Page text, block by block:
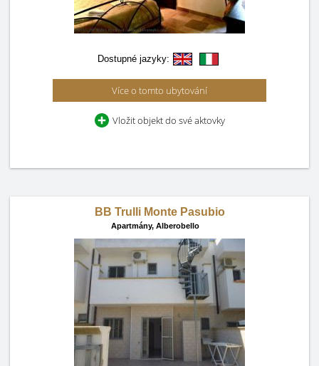
Dostupné jazyky:
Více o tomto ubytování
Vložit objekt do své aktovky
BB Trulli Monte Pasubio
Apartmány, Alberobello